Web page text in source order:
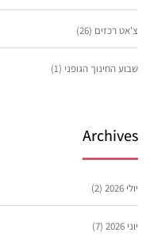
צ'אט רכזים (26)
שבוע החינוך הגופני (1)
Archives
יולי 2026 (2)
יוני 2026 (7)